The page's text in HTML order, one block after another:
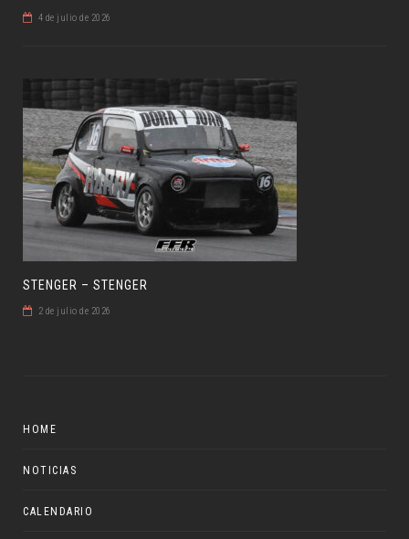
4 de julio de 2026
STENGER – STENGER
2 de julio de 2026
HOME
NOTICIAS
CALENDARIO